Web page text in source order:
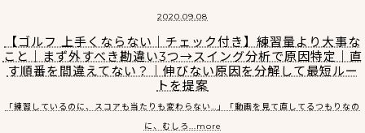
2020.09.08
【ゴルフ 上手くならない｜チェック付き】練習量より大事な
こと｜まず外すべき勘違い3つ→スイング分析で原因特定｜直
す順番を間違えてない？｜伸びない原因を分解して最短ルー
トを提案
「練習しているのに、スコアも当たりも変わらない…」「動画を見て直してるつもりなの
に、むしろ...more